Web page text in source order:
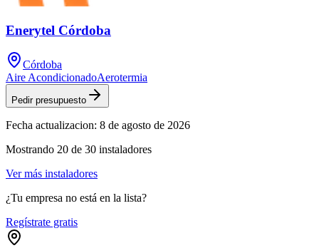
Enerytel Córdoba
Córdoba
Aire AcondicionadoAerotermia
Pedir presupuesto
Fecha actualizacion: 8 de agosto de 2026
Mostrando 20 de 30 instaladores
Ver más instaladores
¿Tu empresa no está en la lista?
Regístrate gratis